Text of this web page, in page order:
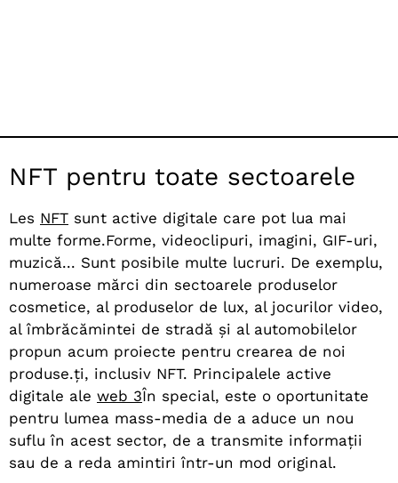
NFT pentru toate sectoarele
Les NFT sunt active digitale care pot lua mai
multe forme.Forme, videoclipuri, imagini, GIF-uri,
muzică... Sunt posibile multe lucruri. De exemplu,
numeroase mărci din sectoarele produselor
cosmetice, al produselor de lux, al jocurilor video,
al îmbrăcămintei de stradă și al automobilelor
propun acum proiecte pentru crearea de noi
produse.ți, inclusiv NFT. Principalele active
digitale ale web 3În special, este o oportunitate
pentru lumea mass-media de a aduce un nou
suflu în acest sector, de a transmite informații
sau de a reda amintiri într-un mod original.